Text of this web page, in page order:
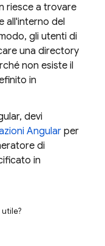
riesce a trovare
all'interno del
gli utenti di
una directory
non esiste il
in
devi
Angular per
di
in